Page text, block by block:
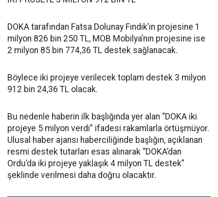
DOKA tarafından Fatsa Dolunay Fındık’ın projesine 1
milyon 826 bin 250 TL, MOB Mobilya’nın projesine ise
2 milyon 85 bin 774,36 TL destek sağlanacak.
Böylece iki projeye verilecek toplam destek 3 milyon
912 bin 24,36 TL olacak.
Bu nedenle haberin ilk başlığında yer alan “DOKA iki
projeye 5 milyon verdi” ifadesi rakamlarla örtüşmüyor.
Ulusal haber ajansı haberciliğinde başlığın, açıklanan
resmi destek tutarları esas alınarak “DOKA’dan
Ordu’da iki projeye yaklaşık 4 milyon TL destek”
şeklinde verilmesi daha doğru olacaktır.